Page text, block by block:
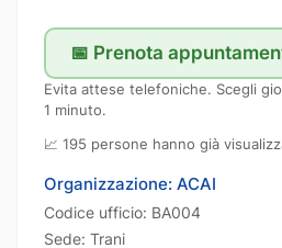
📅 Prenota
Evita attese telefoniche. Scegli
1 minuto.
📈 195 persone hanno già
Organizzazione: ACAI
Codice ufficio: BA004
Sede: Trani